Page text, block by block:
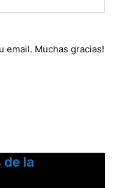
email. Muchas gracias!
la